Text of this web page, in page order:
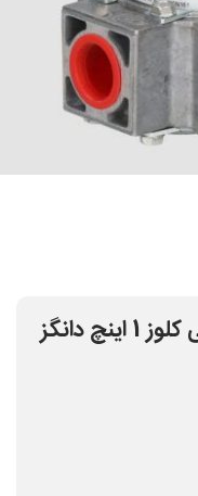
شیر برقی گاز تک ضرب نرمالی کلوز 1 اینچ دانگز